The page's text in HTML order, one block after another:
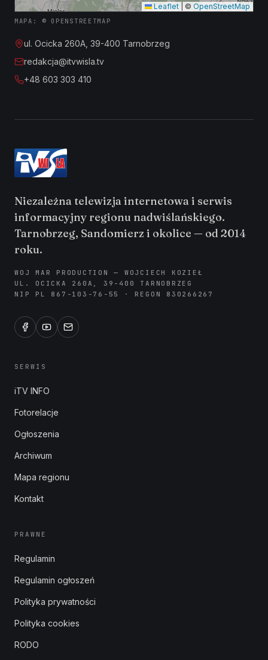
Leaflet © OpenStreetMap
MAPA: © OPENSTREETMAP
ul. Ocicka 260A, 39-400 Tarnobrzeg
redakcja@itvwisla.tv
+48 603 303 410
Niezależna telewizja internetowa i serwis
informacyjny regionu nadwiślańskiego.
Tarnobrzeg, Sandomierz i okolice — od 2014
roku.
WOJ MAR PRODUCTION — WOJCIECH KOZIEŁ
UL. OCICKA 260A, 39-400 TARNOBRZEG
NIP PL 867-103-76-55 · REGON 830266267
SERWIS
iTV INFO
Fotorelacje
Ogłoszenia
Archiwum
Mapa regionu
Kontakt
PRAWNE
Regulamin
Regulamin ogłoszeń
Polityka prywatności
Polityka cookies
RODO